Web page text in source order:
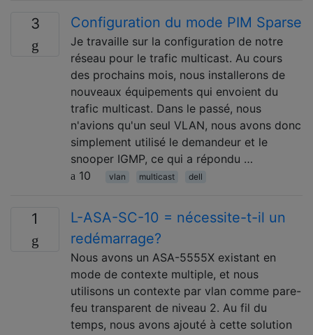
3 Configuration du mode PIM Sparse
Je travaille sur la configuration de notre
réseau pour le trafic multicast. Au cours
des prochains mois, nous installerons de
nouveaux équipements qui envoient du
trafic multicast. Dans le passé, nous
n'avions qu'un seul VLAN, nous avons donc
simplement utilisé le demandeur et le
snooper IGMP, ce qui a répondu …
10
vlan multicast dell
1
L-ASA-SC-10 = nécessite-t-il un
redémarrage?
Nous avons un ASA-5555X existant en
mode de contexte multiple, et nous
utilisons un contexte par vlan comme pare-
feu transparent de niveau 2. Au fil du
temps, nous avons ajouté à cette solution